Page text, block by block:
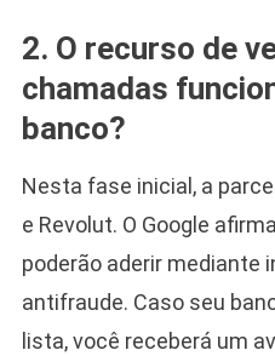
2. O recurso de
chamadas
banco?
Nesta fase inicial, a
e Revolut. O Google
poderão aderir mediante
antifraude. Caso seu
lista, você receberá um